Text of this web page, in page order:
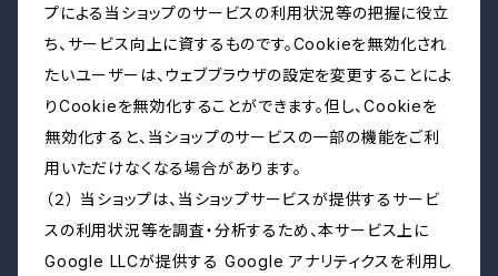
プによる当ショップのサービスの利用状況等の把握に役立
ち、サービス向上に資するものです。Cookieを無効化され
たいユーザーは、ウェブブラウザの設定を変更することによ
りCookieを無効化することができます。但し、Cookieを
無効化すると、当ショップのサービスの一部の機能をご利
用いただけなくなる場合があります。
（２） 当ショップは、当ショップサービスが提供するサービ
スの利用状況等を調査・分析するため、本サービス上に
Google LLCが提供する Google アナリティクスを利用し